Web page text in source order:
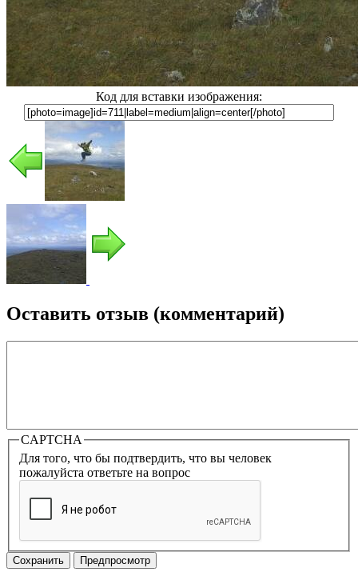
Код для вставки изображения:
Оставить отзыв (комментарий)
CAPTCHA
Для того, что бы подтвердить, что вы человек
пожалуйста ответьте на вопрос